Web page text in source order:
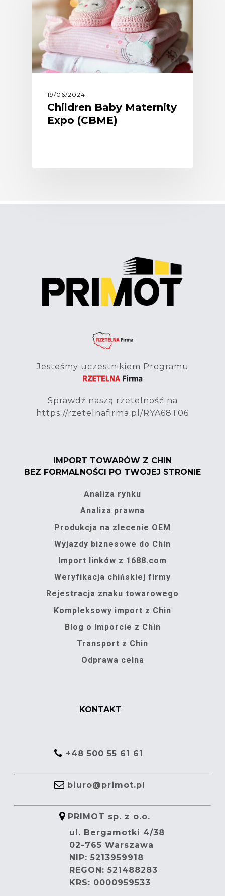
19/06/2024
Children Baby Maternity
Expo (CBME)
Jesteśmy uczestnikiem Programu
Sprawdź naszą rzetelność na
https://rzetelnafirma.pl/RYA68T06
IMPORT TOWARÓW Z CHIN
BEZ FORMALNOŚCI PO TWOJEJ STRONIE
Analiza rynku
Analiza prawna
Produkcja na zlecenie OEM
Wyjazdy biznesowe do Chin
Import linków z 1688.com
Weryfikacja chińskiej firmy
Rejestracja znaku towarowego
Kompleksowy import z Chin
Blog o Imporcie z Chin
Transport z Chin
Odprawa celna
KONTAKT
+48 500 55 61 61
biuro@primot.pl
PRIMOT sp. z o.o.
ul. Bergamotki 4/38
02-765 Warszawa
NIP: 5213959918
REGON: 521488283
KRS: 0000959533